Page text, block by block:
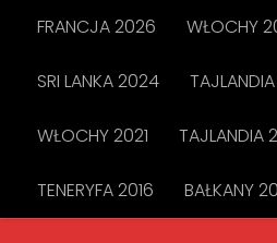
Przejdź do treści
FRANCJA 2026 WŁOCHY
SRI LANKA 2024
WŁOCHY 2021 TAJLANDIA
TENERYFA 2016 BAŁKANY